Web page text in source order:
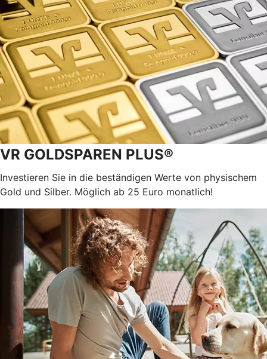
VR GOLDSPAREN PLUS®
Investieren Sie in die beständigen Werte von physischem
Gold und Silber. Möglich ab 25 Euro monatlich!